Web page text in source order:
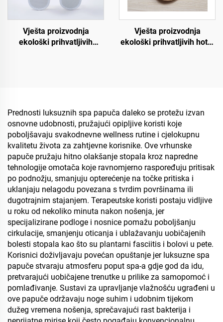
Vješta proizvodnja
ekološki prihvatljivih
Vješta proizvodnja
ekološki prihvatljivih hotel
Prednosti luksuznih spa papuča daleko se protežu izvan
osnovne udobnosti, pružajući opipljive koristi koje
poboljšavaju svakodnevne wellness rutine i cjelokupnu
kvalitetu života za zahtjevne korisnike. Ove vrhunske
papuče pružaju hitno olakšanje stopala kroz napredne
tehnologije omotača koje ravnomjerno raspoređuju pritisak
po podnožju, smanjuju opterećenje na točke pritiska i
uklanjaju nelagodu povezana s tvrdim površinama ili
dugotrajnim stajanjem. Terapeutske koristi postaju vidljive
u roku od nekoliko minuta nakon nošenja, jer
specijalizirane podloge i nosnice pomažu poboljšanju
cirkulacije, smanjenju oticanja i ublažavanju uobičajenih
bolesti stopala kao što su plantarni fasciitis i bolovi u pete.
Korisnici doživljavaju povećan opuštanje jer luksuzne spa
papuče stvaraju atmosferu poput spa-a gdje god da idu,
pretvarajući uobičajene trenutke u prilike za samopomoć i
pomlađivanje. Sustavi za upravljanje vlažnošću ugrađeni u
ove papuče održavaju noge suhim i udobnim tijekom
dužeg vremena nošenja, sprečavajući rast bakterija i